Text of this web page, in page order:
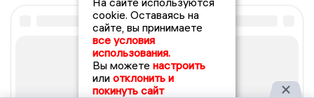
cookie. Оставаясь на
сайте, вы принимаете
все условия
использования.
Вы можете настроить
или отклонить и
покинуть сайт